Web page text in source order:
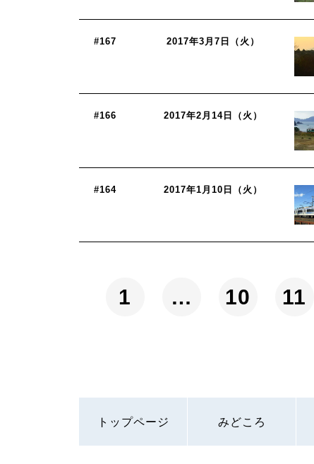
#167 2017年3月7日（火）
#166 2017年2月14日（火）
#164 2017年1月10日（火）
1 … 10 11
トップページ みどころ